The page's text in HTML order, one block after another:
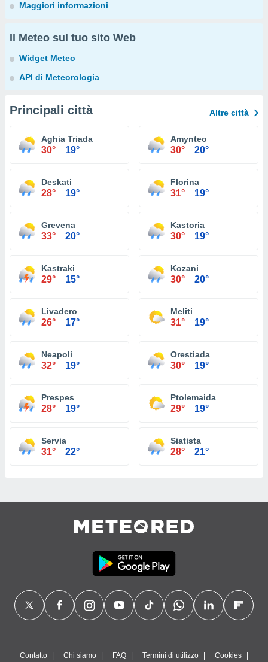
Maggiori informazioni
Il Meteo sul tuo sito Web
Widget Meteo
API di Meteorologia
Principali città Altre città
Aghia Triada
30° 19°
Amynteo
30° 20°
Deskati
28° 19°
Florina
31° 19°
Grevena
33° 20°
Kastoria
30° 19°
Kastraki
29° 15°
Kozani
30° 20°
Livadero
26° 17°
Meliti
31° 19°
Neapoli
32° 19°
Orestiada
30° 19°
Prespes
28° 19°
Ptolemaida
29° 19°
Servia
31° 22°
Siatista
28° 21°
Contatto Chi siamo FAQ Termini di utilizzo Cookies